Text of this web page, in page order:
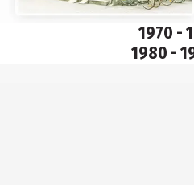
1970 -
1980 -